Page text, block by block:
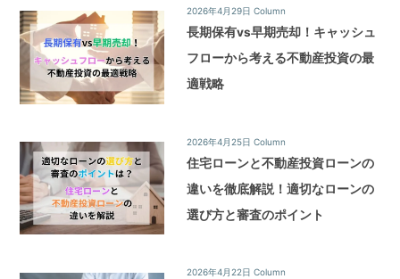
2026年4月29日 Column
長期保有vs早期売却！キャッシュ
フローから考える不動産投資の最
適戦略
2026年4月25日 Column
住宅ローンと不動産投資ローンの
違いを徹底解説！適切なローンの
選び方と審査のポイント
2026年4月22日 Column